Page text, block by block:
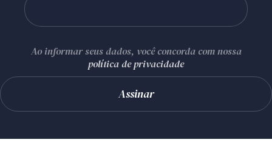
Ao informar seus dados, você concorda com nossa
política de privacidade